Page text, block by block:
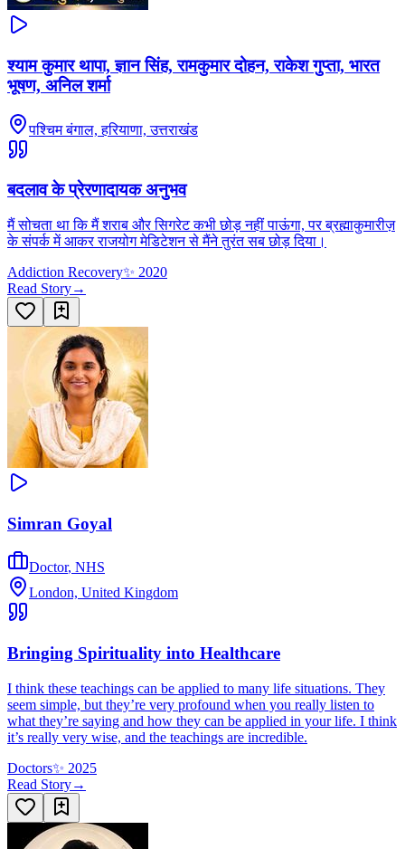
श्याम कुमार थापा, ज्ञान सिंह, रामकुमार दोहन, राकेश गुप्ता, भारत
भूषण, अनिल शर्मा
पश्चिम बंगाल, हरियाणा, उत्तराखंड
बदलाव के प्रेरणादायक अनुभव
मैं सोचता था कि मैं शराब और सिगरेट कभी छोड़ नहीं पाऊंगा, पर ब्रह्माकुमारीज़
के संपर्क में आकर राजयोग मेडिटेशन से मैंने तुरंत सब छोड़ दिया।
Addiction Recovery✨ 2020
Read Story→
Simran Goyal
Doctor, NHS
London, United Kingdom
Bringing Spirituality into Healthcare
I think these teachings can be applied to many life situations. They
seem simple, but they’re very profound when you really listen to
what they’re saying and how they can be applied in your life. I think
it’s really very wise, and the teachings are incredible.
Doctors✨ 2025
Read Story→